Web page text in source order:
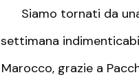
Siamo tornati da
settimana
Marocco, grazie a